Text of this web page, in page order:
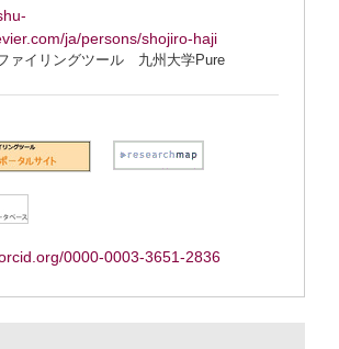
ja/persons/shojiro-haji
ァイリングツール 九州大学Pure
0000-0003-3651-2836